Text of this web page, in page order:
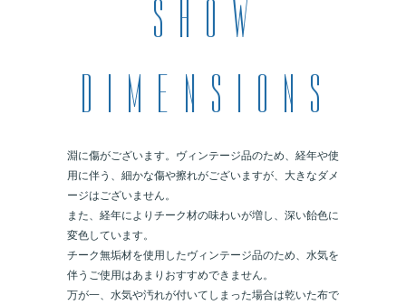
淵に傷がございます。ヴィンテージ品のため、経年や使
用に伴う、細かな傷や擦れがございますが、大きなダメ
ージはございません。
また、経年によりチーク材の味わいが増し、深い飴色に
変色しています。
チーク無垢材を使用したヴィンテージ品のため、水気を
伴うご使用はあまりおすすめできません。
万が一、水気や汚れが付いてしまった場合は乾いた布で